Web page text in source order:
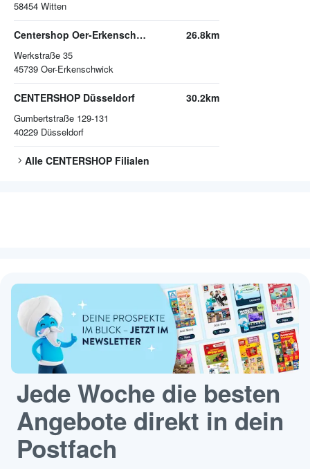
58454 Witten
Centershop Oer-Erkenschwick
Werkstraße 35
45739 Oer-Erkenschwick
26.8km
CENTERSHOP Düsseldorf
Gumbertstraße 129-131
40229 Düsseldorf
30.2km
Alle CENTERSHOP Filialen
Jede Woche die besten
Angebote direkt in dein
Postfach